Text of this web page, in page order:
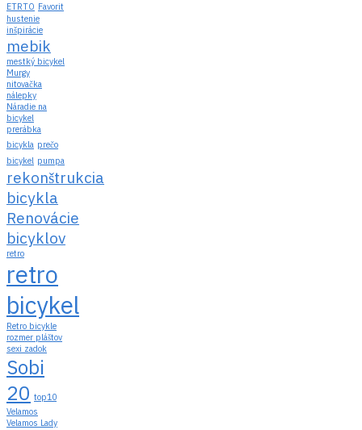
ETRTO Favorit
hustenie
inšpirácie
mebik
mestký bicykel
Murgy
nitovačka
nálepky
Náradie na
bicykel
prerábka
bicykla prečo
bicykel pumpa
rekonštrukcia
bicykla
Renovácie
bicyklov
retro
retro
bicykel
Retro bicykle
rozmer pláštov
sexi zadok
Sobi
20 top10
Velamos
Velamos Lady